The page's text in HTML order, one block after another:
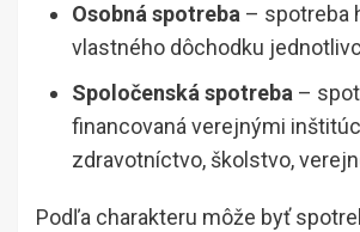
Osobná spotreba – spotreba
vlastného dôchodku
Spoločenská spotreba –
financovaná verejnými
zdravotníctvo, školstvo,
Podľa charakteru môže byť